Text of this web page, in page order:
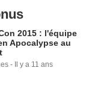
2015 : l'équipe
Apocalypse au
- Il y a 11 ans